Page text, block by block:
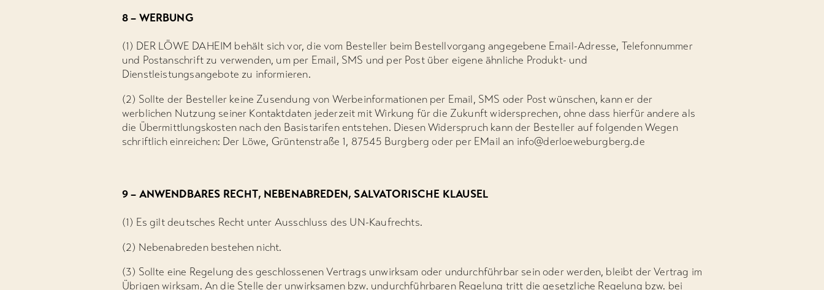
8 – WERBUNG
(1) DER LÖWE DAHEIM behält sich vor, die vom Besteller beim Bestellvorgang angegebene Email-Adresse, Telefonnummer
und Postanschrift zu verwenden, um per Email, SMS und per Post über eigene ähnliche Produkt- und
Dienstleistungsangebote zu informieren.
(2) Sollte der Besteller keine Zusendung von Werbeinformationen per Email, SMS oder Post wünschen, kann er der
werblichen Nutzung seiner Kontaktdaten jederzeit mit Wirkung für die Zukunft widersprechen, ohne dass hierfür andere als
die Übermittlungskosten nach den Basistarifen entstehen. Diesen Widerspruch kann der Besteller auf folgenden Wegen
schriftlich einreichen: Der Löwe, Grüntenstraße 1, 87545 Burgberg oder per EMail an info@derloeweburgberg.de
9 – ANWENDBARES RECHT, NEBENABREDEN, SALVATORISCHE KLAUSEL
(1) Es gilt deutsches Recht unter Ausschluss des UN-Kaufrechts.
(2) Nebenabreden bestehen nicht.
(3) Sollte eine Regelung des geschlossenen Vertrags unwirksam oder undurchführbar sein oder werden, bleibt der Vertrag im
Übrigen wirksam. An die Stelle der unwirksamen bzw. undurchführbaren Regelung tritt die gesetzliche Regelung bzw. bei